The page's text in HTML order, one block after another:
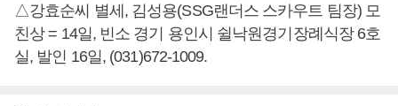
△강효순씨 별세, 김성용(SSG랜더스 스카우트 팀장) 모
친상 = 14일, 빈소 경기 용인시 쉴낙원경기장례식장 6호
실, 발인 16일, (031)672-1009.